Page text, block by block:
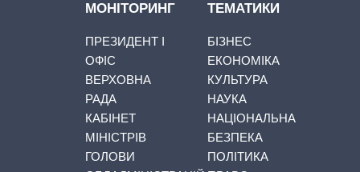
МОНІТОРИНГ
ПРЕЗИДЕНТ І
ОФІС
ВЕРХОВНА
РАДА
КАБІНЕТ
МІНІСТРІВ
ГОЛОВИ
ТЕМАТИКИ
БІЗНЕС
ЕКОНОМІКА
КУЛЬТУРА
НАУКА
НАЦІОНАЛЬНА
БЕЗПЕКА
ПОЛІТИКА